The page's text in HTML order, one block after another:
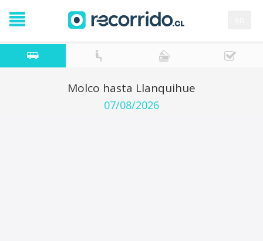
Molco hasta Llanquihue
07/08/2026